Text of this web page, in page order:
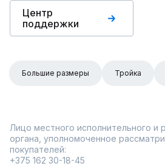
Центр
поддержки
Большие размеры Тройка
Лицо местного исполнительного и
органа, уполномоченное
покупателей:
+375 162 30-18-45